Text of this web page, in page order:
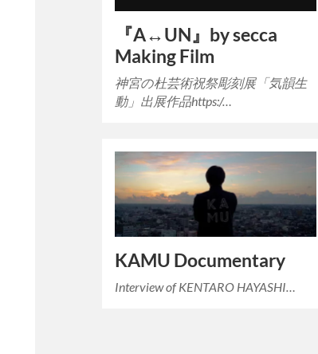
『A↔︎UN』by secca
Making Film
神宮の杜芸術祝祭彫刻展「気韻生
動」出展作品https:/…
KAMU Documentary
Interview of KENTARO HAYASHI…